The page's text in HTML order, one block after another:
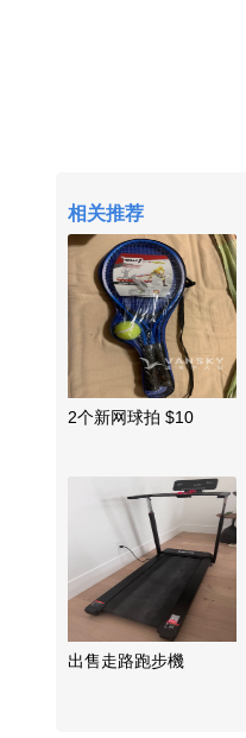
相关推荐
2个新网球拍 $10
出售走路跑步機